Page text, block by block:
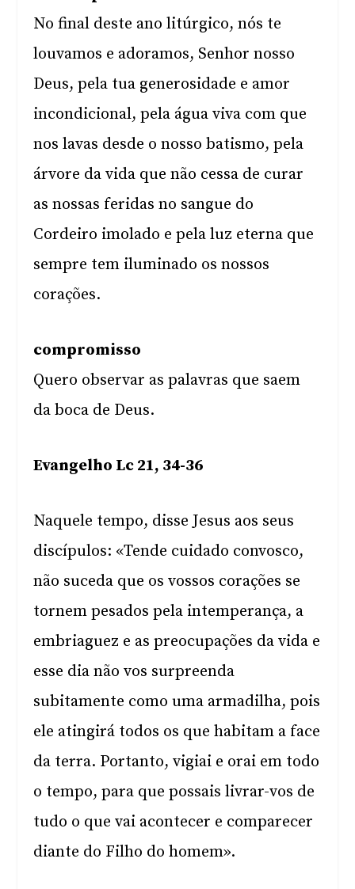
No final deste ano litúrgico, nós te
louvamos e adoramos, Senhor nosso
Deus, pela tua generosidade e amor
incondicional, pela água viva com que
nos lavas desde o nosso batismo, pela
árvore da vida que não cessa de curar
as nossas feridas no sangue do
Cordeiro imolado e pela luz eterna que
sempre tem iluminado os nossos
corações.
compromisso
Quero observar as palavras que saem
da boca de Deus.
Evangelho Lc 21, 34-36
Naquele tempo, disse Jesus aos seus
discípulos: «Tende cuidado convosco,
não suceda que os vossos corações se
tornem pesados pela intemperança, a
embriaguez e as preocupações da vida e
esse dia não vos surpreenda
subitamente como uma armadilha, pois
ele atingirá todos os que habitam a face
da terra. Portanto, vigiai e orai em todo
o tempo, para que possais livrar-vos de
tudo o que vai acontecer e comparecer
diante do Filho do homem».